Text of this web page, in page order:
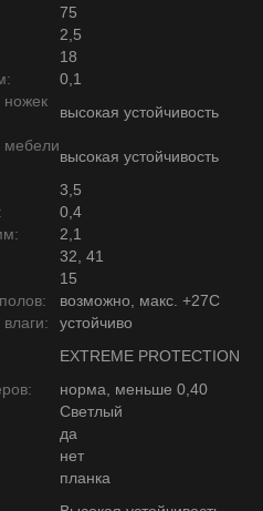
75
2,5
18
0,1
ножек
высокая устойчивость
мебели
высокая устойчивость
3,5
0,4
2,1
32, 41
15
возможно, макс. +27С
устойчиво
EXTREME PROTECTION
норма, меньше 0,40
Светлый
да
нет
планка